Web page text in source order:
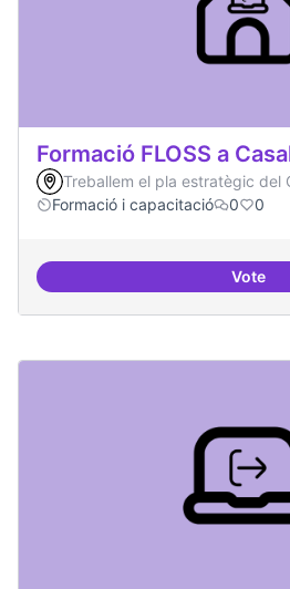
Formació FLOSS a
Treballem el pla estratègic del
Formació i capacitació
0 0
Vote